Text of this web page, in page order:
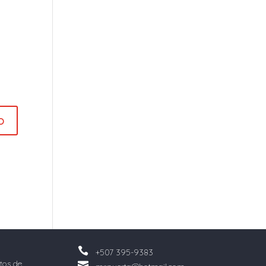
de

+507 395-9383